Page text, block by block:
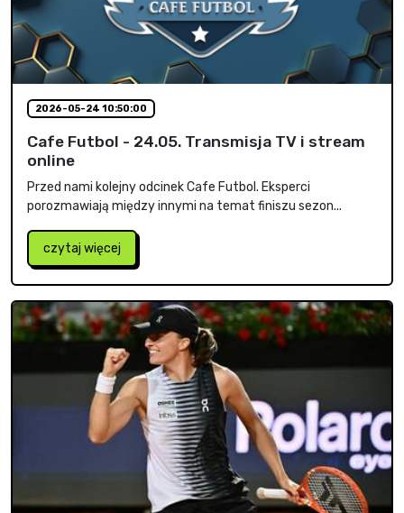
2026-05-24 10:50:00
Cafe Futbol - 24.05. Transmisja TV i stream
online
Przed nami kolejny odcinek Cafe Futbol. Eksperci
porozmawiają między innymi na temat finiszu sezon...
czytaj więcej